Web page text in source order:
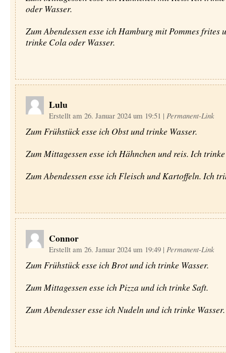
oder Wasser.
Zum Abendessen esse ich Hamburg mit Pommes frites
trinke Cola oder Wasser.
Lulu
Erstellt am 26. Januar 2024 um 19:51 | Permanent-Link
Zum Frühstück esse ich Obst und trinke Wasser.
Zum Mittagessen esse ich Hähnchen und reis. Ich trinke
Zum Abendessen esse ich Fleisch und Kartoffeln. Ich
Connor
Erstellt am 26. Januar 2024 um 19:49 | Permanent-Link
Zum Frühstück esse ich Brot und ich trinke Wasser.
Zum Mittagessen esse ich Pizza und ich trinke Saft.
Zum Abendesser esse ich Nudeln und ich trinke Wasser.